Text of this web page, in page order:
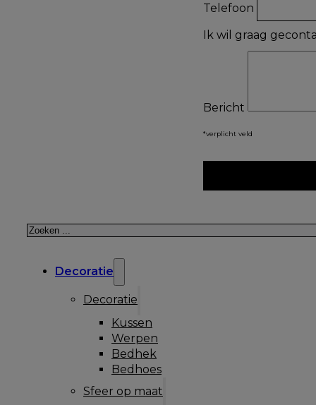
Telefoon
Ik wil graag
Bericht
*verplicht veld
Zoeken
Decoratie
Decoratie
Kussen
Werpen
Bedhek
Bedhoes
Sfeer op maat